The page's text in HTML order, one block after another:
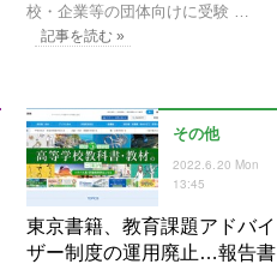
校・企業等の団体向けに受験 …
記事を読む »
その他
2022.6.20 Mon
13:45
東京書籍、教育課題アドバイ
ザー制度の運用廃止…報告書